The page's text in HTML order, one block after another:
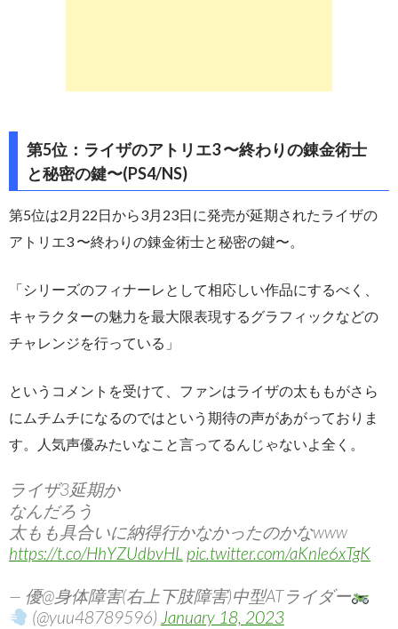
第5位：ライザのアトリエ3 〜終わりの錬金術士
と秘密の鍵〜(PS4/NS)
第5位は2月22日から3月23日に発売が延期されたライザの
アトリエ3 〜終わりの錬金術士と秘密の鍵〜。
「シリーズのフィナーレとして相応しい作品にするべく、
キャラクターの魅力を最大限表現するグラフィックなどの
チャレンジを行っている」
というコメントを受けて、ファンはライザの太ももがさら
にムチムチになるのではという期待の声があがっておりま
す。人気声優みたいなこと言ってるんじゃないよ全く。
ライザ3延期か
なんだろう
太もも具合いに納得行かなかったのかなwww
https://t.co/HhYZUdbvHL pic.twitter.com/aKnle6xTgK
— 優@身体障害(右上下肢障害)中型ATライダー
(@yuu48789596) January 18, 2023